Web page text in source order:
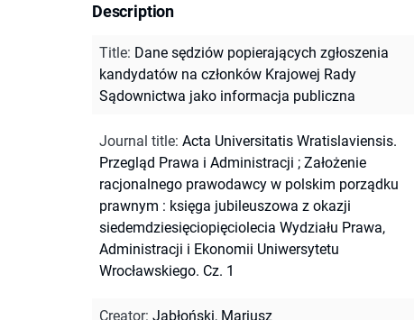
Description
Title: Dane sędziów popierających zgłoszenia
kandydatów na członków Krajowej Rady
Sądownictwa jako informacja publiczna
Journal title: Acta Universitatis Wratislaviensis.
Przegląd Prawa i Administracji ; Założenie
racjonalnego prawodawcy w polskim porządku
prawnym : księga jubileuszowa z okazji
siedemdziesięciopięciolecia Wydziału Prawa,
Administracji i Ekonomii Uniwersytetu
Wrocławskiego. Cz. 1
Creator: Jabłoński, Mariusz